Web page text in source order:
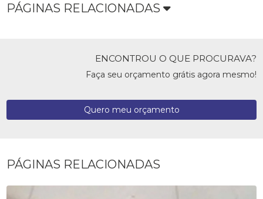
PÁGINAS RELACIONADAS
ENCONTROU O QUE PROCURAVA?
Faça seu orçamento grátis agora mesmo!
Quero meu orçamento
PÁGINAS RELACIONADAS